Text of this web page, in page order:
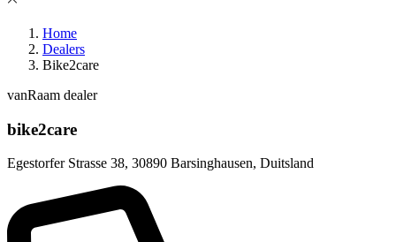
Home
Dealers
Bike2care
vanRaam dealer
bike2care
Egestorfer Strasse 38, 30890 Barsinghausen, Duitsland